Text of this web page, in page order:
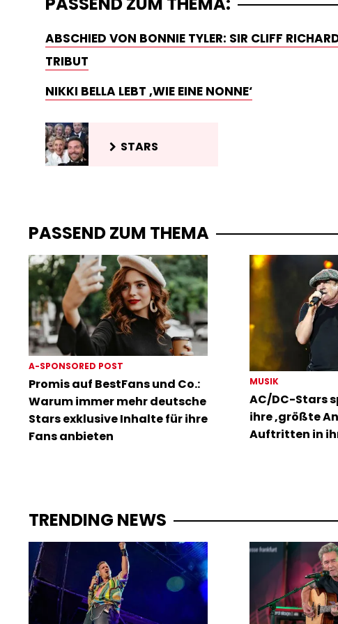
ABSCHIED VON BONNIE TYLER: SIR CLIFF
TRIBUT
NIKKI BELLA LEBT ‚WIE EINE NONNE‘
STARS
PASSEND ZUM THEMA
A-SPONSORED POST
Promis auf BestFans und Co.:
Warum immer mehr deutsche
Stars exklusive Inhalte für ihre
Fans anbieten
MUSIK
AC/DC-Stars
ihre ‚größte
Auftritten in
TRENDING NEWS